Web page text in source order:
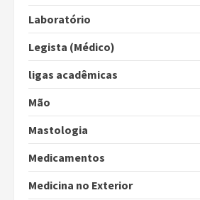
Laboratório
Legista (Médico)
ligas acadêmicas
Mão
Mastologia
Medicamentos
Medicina no Exterior